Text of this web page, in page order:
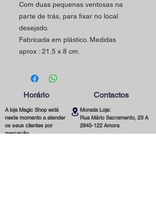
Com duas pequenas ventosas na
parte de trás, para fixar no local
desejado.
Fabricada em plástico. Medidas
aprox.: 21,5 x 8 cm.
Horário
A loja Magic Shop está
neste momento a atender
os seus clientes por
marcação.
Contactos
Morada Loja:
Rua Mário Sacramento, 23 A
2845-122 Amora